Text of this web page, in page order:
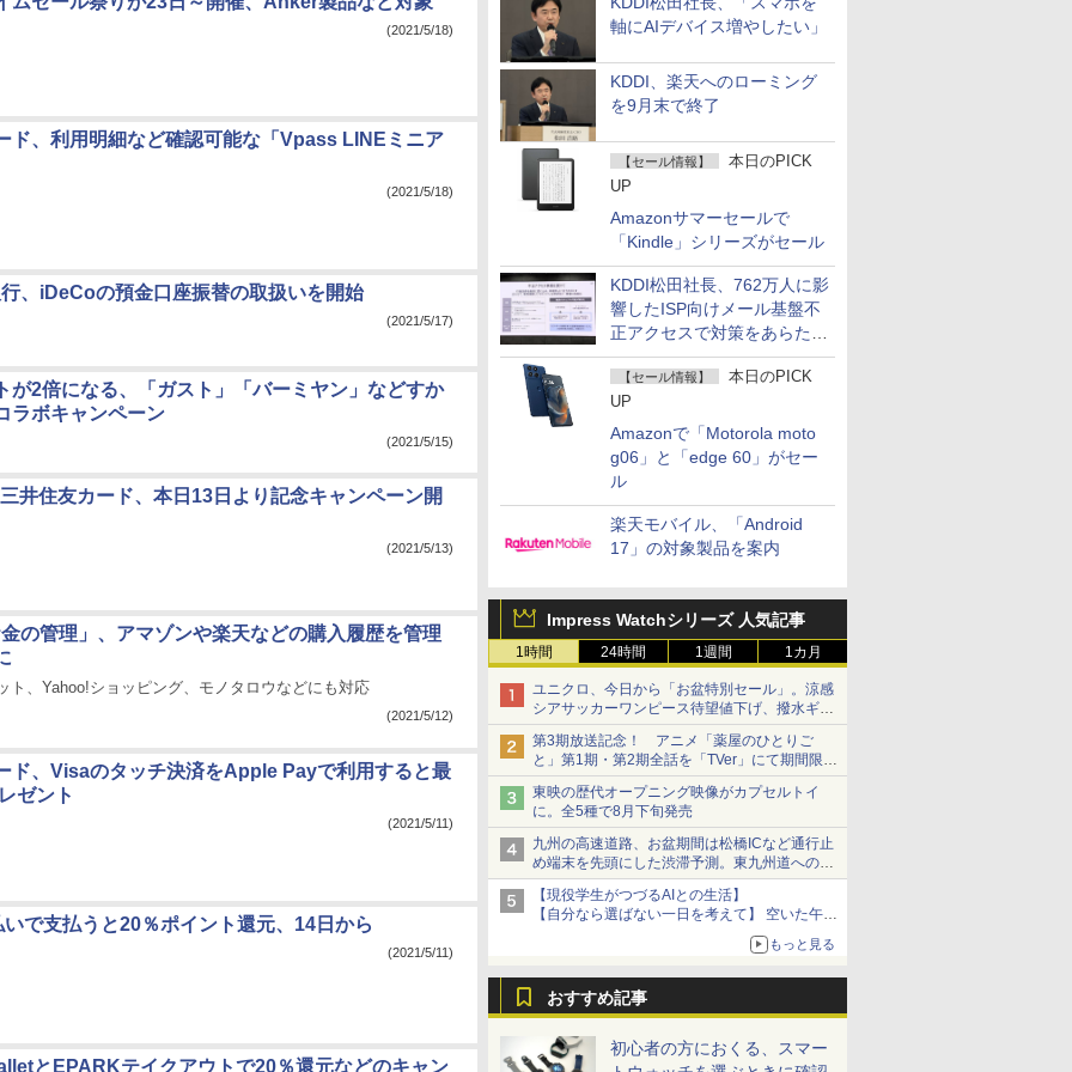
軸にAIデバイス増やしたい」
KDDI、楽天へのローミング
を9月末で終了
【セール情報】
本日のPICK
UP
Amazonサマーセールで
「Kindle」シリーズがセール
KDDI松田社長、762万人に影
響したISP向けメール基盤不
正アクセスで対策をあらため
て説明
【セール情報】
本日のPICK
UP
Amazonで「Motorola moto
g06」と「edge 60」がセー
ル
楽天モバイル、「Android
17」の対象製品を案内
Impress Watchシリーズ 人気記事
1時間 24時間 1週間 1カ月
ユニクロ、今日から「お盆特別セール」。涼感
シアサッカーワンピース待望値下げ、撥水ギア
ショーツは1990円に
第3期放送記念！ アニメ「薬屋のひとりご
と」第1期・第2期全話を「TVer」にて期間限定
で順次無料配信開始
東映の歴代オープニング映像がカプセルトイ
に。全5種で8月下旬発売
九州の高速道路、お盆期間は松橋ICなど通行止
め端末を先頭にした渋滞予測。東九州道への迂
回は料金調整を実施
【現役学生がつづるAIとの生活】
【自分なら選ばない一日を考えて】 空いた午後
をチャッピーに捧げたら、思わぬ絶景に出会っ
もっと見る
おすすめ記事
初心者の方におくる、スマー
(2021/5/18)
ド、利用明細など確認可能な「Vpass LINEミニア
(2021/5/18)
、iDeCoの預金口座振替の取扱いを開始
(2021/5/17)
が2倍になる、「ガスト」「バーミヤン」などすか
ラボキャンペーン
(2021/5/15)
井住友カード、本日13日より記念キャンペーン開
(2021/5/13)
の管理」、アマゾンや楽天などの購入履歴を管理
ト、Yahoo!ショッピング、モノタロウなどにも対応
(2021/5/12)
ド、Visaのタッチ決済をApple Payで利用すると最
ゼント
(2021/5/11)
で支払うと20％ポイント還元、14日から
(2021/5/11)
とEPARKテイクアウトで20％還元などのキャン